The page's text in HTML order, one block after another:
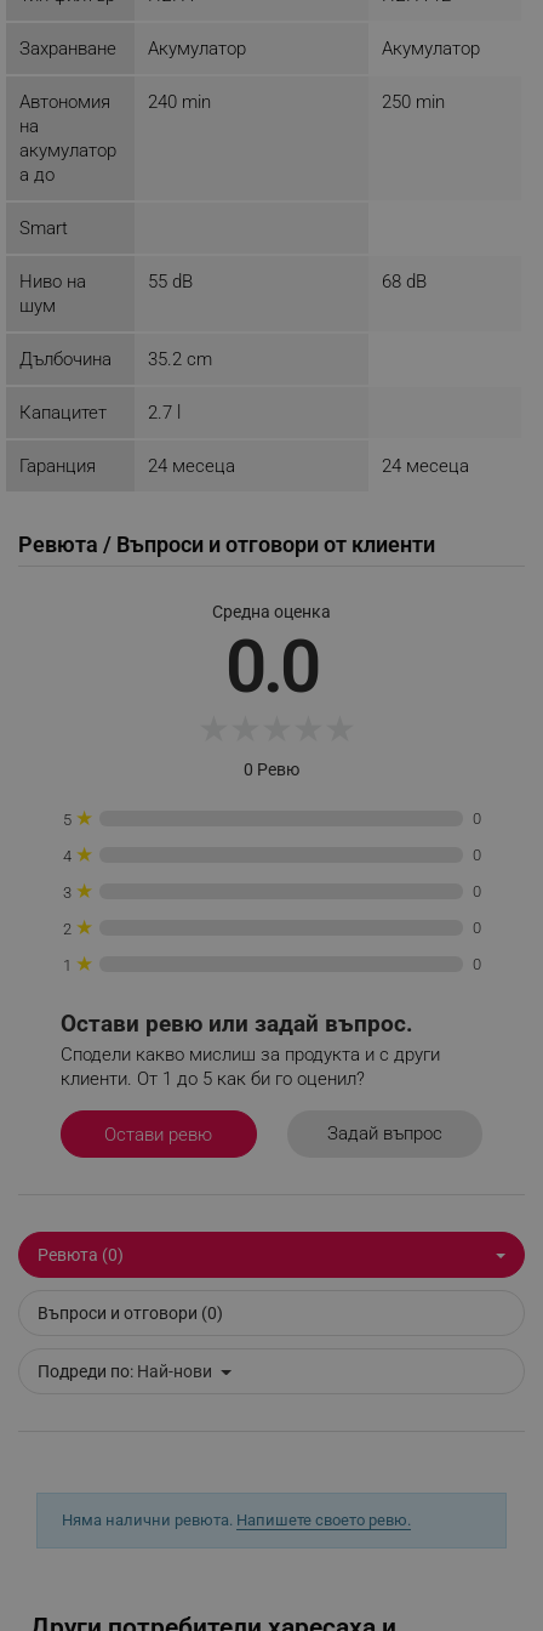
Захранване Акумулатор Акумулатор
Автономия
на
акумулатор
а до
240 min 250 min
Smart
Ниво на
шум
55 dB 68 dB
Дълбочина 35.2 cm
Капацитет 2.7 l
Гаранция 24 месеца 24 месеца
Ревюта / Въпроси и отговори от клиенти
Средна оценка
0.0
0 Ревю
5 ★ 0
4 ★ 0
3 ★ 0
2 ★ 0
1 ★ 0
Остави ревю или задай въпрос.
Сподели какво мислиш за продукта и с други
клиенти. От 1 до 5 как би го оценил?
Остави ревю Задай въпрос
Ревюта (0)
Въпроси и отговори (0)
Подреди по: Най-нови
Няма налични ревюта. Напишете своето ревю.
_sgf_delayed_actions,
.alleop.bg
.alleop.bg
_sgf_rq
sgfUserUpdateData